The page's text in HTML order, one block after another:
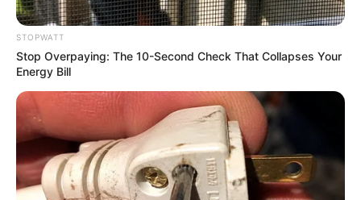
CTA LOVE
STOPWATT
Stop Overpaying: The 10-Second Check That Collapses Your
Energy Bill